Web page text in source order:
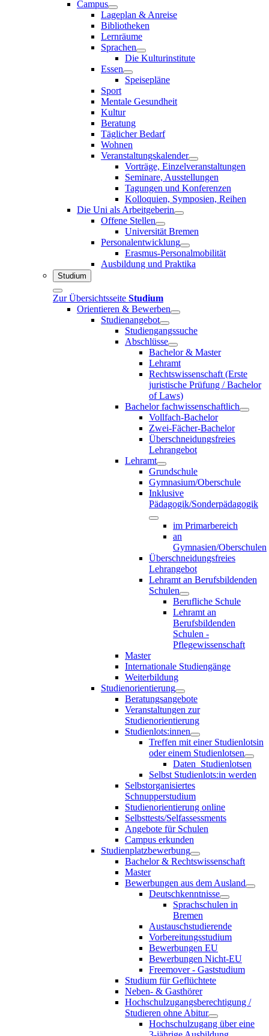
Campus
Lageplan & Anreise
Bibliotheken
Lernräume
Sprachen
Die Kulturinstitute
Essen
Speisepläne
Sport
Mentale Gesundheit
Kultur
Beratung
Täglicher Bedarf
Wohnen
Veranstaltungskalender
Vorträge, Einzelveranstaltungen
Seminare, Ausstellungen
Tagungen und Konferenzen
Kolloquien, Symposien, Reihen
Die Uni als Arbeitgeberin
Offene Stellen
Universität Bremen
Personalentwicklung
Erasmus-Personalmobilität
Ausbildung und Praktika
Studium
Zur Übersichtsseite Studium
Orientieren & Bewerben
Studienangebot
Studiengangssuche
Abschlüsse
Bachelor & Master
Lehramt
Rechtswissenschaft (Erste
juristische Prüfung / Bachelor
of Laws)
Bachelor fachwissenschaftlich
Vollfach-Bachelor
Zwei-Fächer-Bachelor
Überschneidungsfreies
Lehrangebot
Lehramt
Grundschule
Gymnasium/Oberschule
Inklusive
Pädagogik/Sonderpädagogik
im Primarbereich
an
Gymnasien/Oberschulen
Überschneidungsfreies
Lehrangebot
Lehramt an Berufsbildenden
Schulen
Berufliche Schule
Lehramt an
Berufsbildenden
Schulen -
Pflegewissenschaft
Master
Internationale Studiengänge
Weiterbildung
Studienorientierung
Beratungsangebote
Veranstaltungen zur
Studienorientierung
Studienlots:innen
Treffen mit einer Studienlotsin
oder einem Studienlotsen
Daten_Studienlotsen
Selbst Studienlots:in werden
Selbstorganisiertes
Schnupperstudium
Studienorientierung online
Selbsttests/Selfassessments
Angebote für Schulen
Campus erkunden
Studienplatzbewerbung
Bachelor & Rechtswissenschaft
Master
Bewerbungen aus dem Ausland
Deutschkenntnisse
Sprachschulen in
Bremen
Austauschstudierende
Vorbereitungsstudium
Bewerbungen EU
Bewerbungen Nicht-EU
Freemover - Gaststudium
Studium für Geflüchtete
Neben- & Gasthörer
Hochschulzugangsberechtigung /
Studieren ohne Abitur
Hochschulzugang über eine